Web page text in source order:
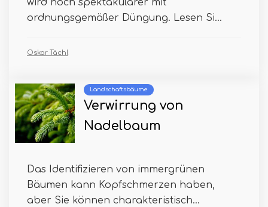
wird noch spektakulärer mit
ordnungsgemäßer Düngung. Lesen Si...
Oskar Tächl
Landschaftsbäume
Verwirrung von
Nadelbaum
Das Identifizieren von immergrünen
Bäumen kann Kopfschmerzen haben,
aber Sie können charakteristisch...